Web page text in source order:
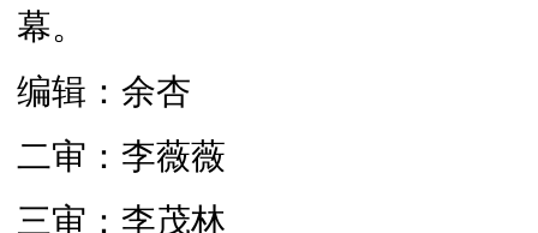
幕。
编辑：余杏
二审：李薇薇
三审：李茂林